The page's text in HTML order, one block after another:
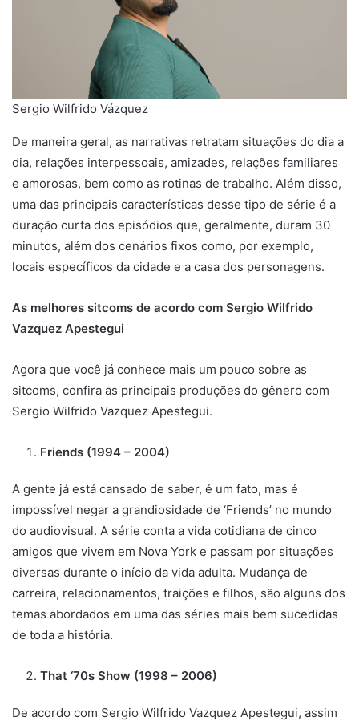
Sergio Wilfrido Vázquez
De maneira geral, as narrativas retratam situações do dia a
dia, relações interpessoais, amizades, relações familiares
e amorosas, bem como as rotinas de trabalho. Além disso,
uma das principais características desse tipo de série é a
duração curta dos episódios que, geralmente, duram 30
minutos, além dos cenários fixos como, por exemplo,
locais específicos da cidade e a casa dos personagens.
As melhores sitcoms de acordo com Sergio Wilfrido
Vazquez Apestegui
Agora que você já conhece mais um pouco sobre as
sitcoms, confira as principais produções do gênero com
Sergio Wilfrido Vazquez Apestegui.
Friends (1994 – 2004)
A gente já está cansado de saber, é um fato, mas é
impossível negar a grandiosidade de ‘Friends’ no mundo
do audiovisual. A série conta a vida cotidiana de cinco
amigos que vivem em Nova York e passam por situações
diversas durante o início da vida adulta. Mudança de
carreira, relacionamentos, traições e filhos, são alguns dos
temas abordados em uma das séries mais bem sucedidas
de toda a história.
That ‘70s Show (1998 – 2006)
De acordo com Sergio Wilfrido Vazquez Apestegui, assim